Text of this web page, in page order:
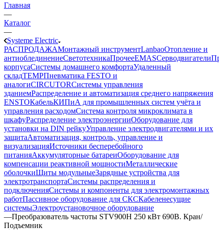
Главная
—
Каталог
—
Systeme Electric
РАСПРОДАЖАМонтажный инструментLanbaoОтопление и
антиоблединениеСветотехникаПрочееEMASCерводвигатели
корпусаСистемы домашнего комфортаУдаленный
складTEMPПневматика FESTO и
аналогиCIRCUTORСистемы управления
зданиемРаспределение и автоматизация среднего напряжения
ENSTOКабельКИПиА для промышленных систем учёта и
управления расходомСистема контроля микроклимата в
шкафуРаспределение электроэнергииОборудование для
установки на DIN рейкуУправление электродвигателями и их
защитаАвтоматизация, контроль, управление и
визуализацияИсточники бесперебойного
питанияАккумуляторные батареиОборудование для
компенсации реактивной мощностиМеталлические
оболочкиЩиты модульныеЗарядные устройства для
электротранспортаСистемы распределения и
подключенияСистемы и компоненты для электромонтажных
работПассивное оборудование для СКСКабеленесущие
системыЭлектроустановочное оборудование
—Преобразователь частоты STV900H 250 кВт 690В. Кран/
Подъемник